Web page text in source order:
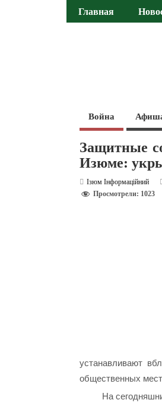
Главная
Война
Защитные
Изюме:
Ізюм Інформаційний
Просмотрели: 1023
устанавливают
общественных
На